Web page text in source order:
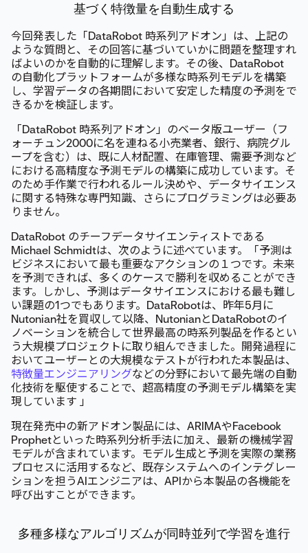
基づく特徴量を自動生成する
今回発表した「DataRobot 時系列アドオン」は、上記の
ような質問と、その回答に基づいていかに問題を整理すれ
ばよいのかを自動的に理解します。その後、DataRobot
の自動化プラットフォームが多様な時系列モデルを構築
し、学習データの各期間において安定した精度の予測をで
きるかを検証します。
「DataRobot 時系列アドオン」のベータ版ユーザー（フ
ォーチュン2000に名を連ねる小売業者、銀行、病院グル
ープを含む）は、既に人材配置、在庫管理、需要予測など
における高精度な予測モデルの構築に成功しています。そ
のため手作業で行われるルール決めや、データサイエンス
に関する特殊な専門知識、さらにプログラミングは必要あ
りません。
DataRobot のチーフデータサイエンティストである
Michael Schmidtは、次のように述べています。「予測は
ビジネスにおいて最も重要なアクションの１つです。未来
を予測できれば、多くのケースで勝利を収めることができ
ます。しかし、予測はデータサイエンスにおける最も難し
い課題の1つでもあります。DataRobotは、昨年5月に
Nutonian社を買収して以降、NutonianとDataRobotのイ
ノベーションを統合して世界最高の時系列製品を作るとい
う大規模プロジェクトに取り組んできました。開発過程に
おいてユーザーとの大規模なテストが行われた本製品は、
特徴量エンジニアリングなどの分野において最先端の自動
化技術を駆使することで、超高精度の予測モデル構築を実
現しています 」
現在発売中の新アドオン製品には、ARIMAやFacebook
Prophetといった時系列分析手法に加え、最新の機械学習
モデルが含まれています。モデル生成と予測を実際の業務
プロセスに活用するなど、既存システムへのインテグレー
ションを担うAIエンジニアは、APIから本製品の各機能を
呼び出すことができます。
多種多様なアルゴリズムが同時並列で学習を進行